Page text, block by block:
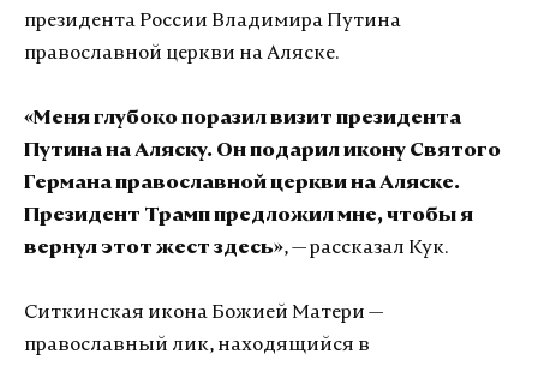
президента России Владимира Путина
православной церкви на Аляске.
«Меня глубоко поразил визит президента
Путина на Аляску. Он подарил икону Святого
Германа православной церкви на Аляске.
Президент Трамп предложил мне, чтобы я
вернул этот жест здесь», — рассказал Кук.
Ситкинская икона Божией Матери —
православный лик, находящийся в